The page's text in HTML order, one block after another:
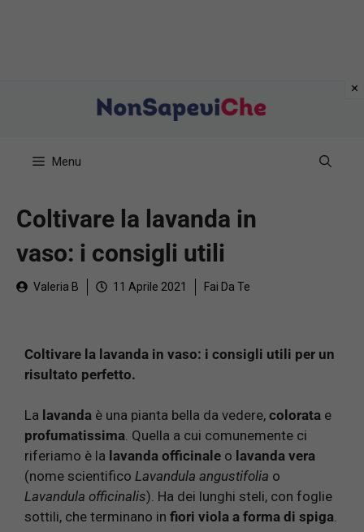
Menu
Coltivare la lavanda in
vaso: i consigli utili
Valeria B 11 Aprile 2021 Fai Da Te
Coltivare la lavanda in vaso: i consigli utili per un
risultato perfetto.
La lavanda è una pianta bella da vedere, colorata e
profumatissima. Quella a cui comunemente ci
riferiamo è la lavanda officinale o lavanda vera
(nome scientifico Lavandula angustifolia o
Lavandula officinalis). Ha dei lunghi steli, con foglie
sottili, che terminano in fiori viola a forma di spiga.